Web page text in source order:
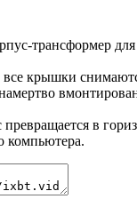
трансформер для
крышки
в
компьютера.